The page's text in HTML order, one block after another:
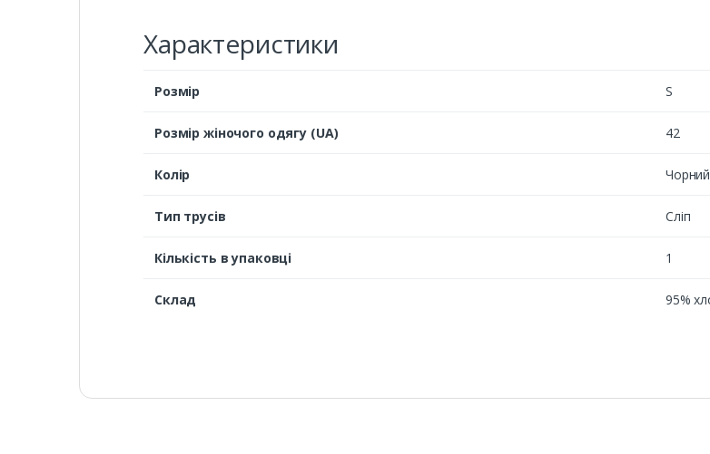
Характеристики
Розмір S
Розмір жіночого одягу (UA) 42
Колір Чорний
Тип трусів Сліп
Кількість в упаковці 1
Склад 95%